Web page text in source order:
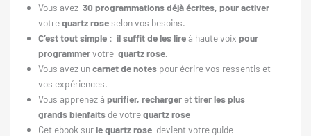
Vous avez 30 programmations déjà écrites, pour activer
votrequartz rose selon vos besoins.
C’est tout simple : il suffit de les lireà haute voix pour
programmervotre quartz rose.
Vous avez uncarnet de notes pour écrire vos ressentis et
vos expériences.
Vous apprenez à purifier, recharger et tirer les plus
grands bienfaits de votrequartz rose
Cet ebook surle quartz rose devient votre guide